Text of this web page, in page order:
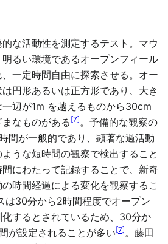
な活動性を測定するテスト。マウ
るい環境であるオープンフィール
一定時間自由に探索させる。オー
円形あるいは正方形であり、大き
辺が1m を越えるものから30cm
なものがある [7] 。予備的な観察の
間が一般的であり、顕著な過活動
うな短時間の観察で検出すること
にわたって記録することで、新奇
時間経過による変化を観察するこ
は30分から2時間程度でオープン
するとされているため、30分か
が設定されることが多い[7] 。藤田